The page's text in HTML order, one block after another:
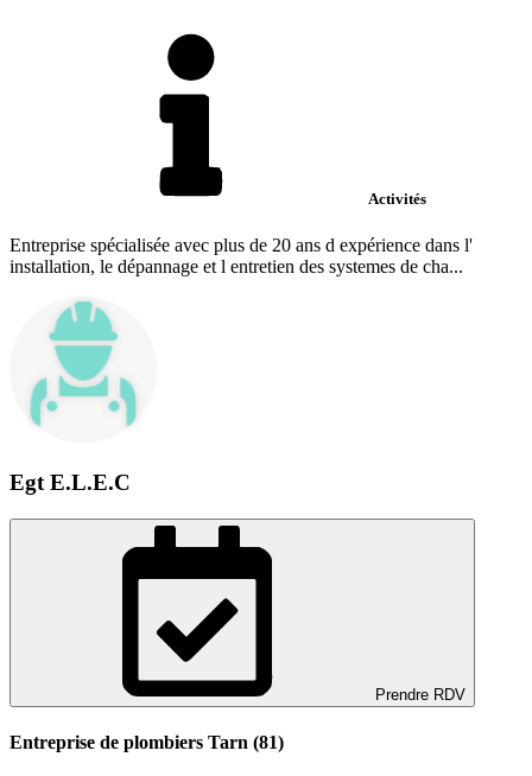
Activités
Entreprise spécialisée avec plus de 20 ans d expérience dans l'
installation, le dépannage et l entretien des systemes de cha...
Egt E.L.E.C
Prendre RDV
Entreprise de plombiers Tarn (81)